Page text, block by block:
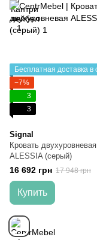
−7%
3
3
Signal
Кровать двухуровневая
ALESSIA (серый)
16 692 грн 17 948 грн
Купить